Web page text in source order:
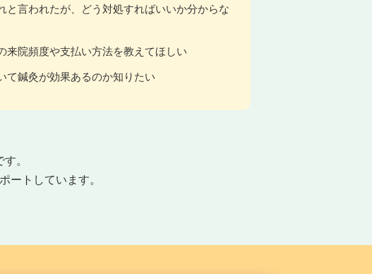
と言われたが、どう対処すればいいか分からな
来院頻度や支払い方法を教えてほしい
て鍼灸が効果あるのか知りたい
。
トしています。